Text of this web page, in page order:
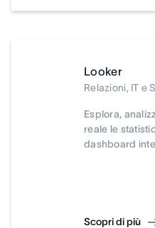
Looker
Relazioni, IT e
Esplora,
reale le
dashboard
Scopri di più